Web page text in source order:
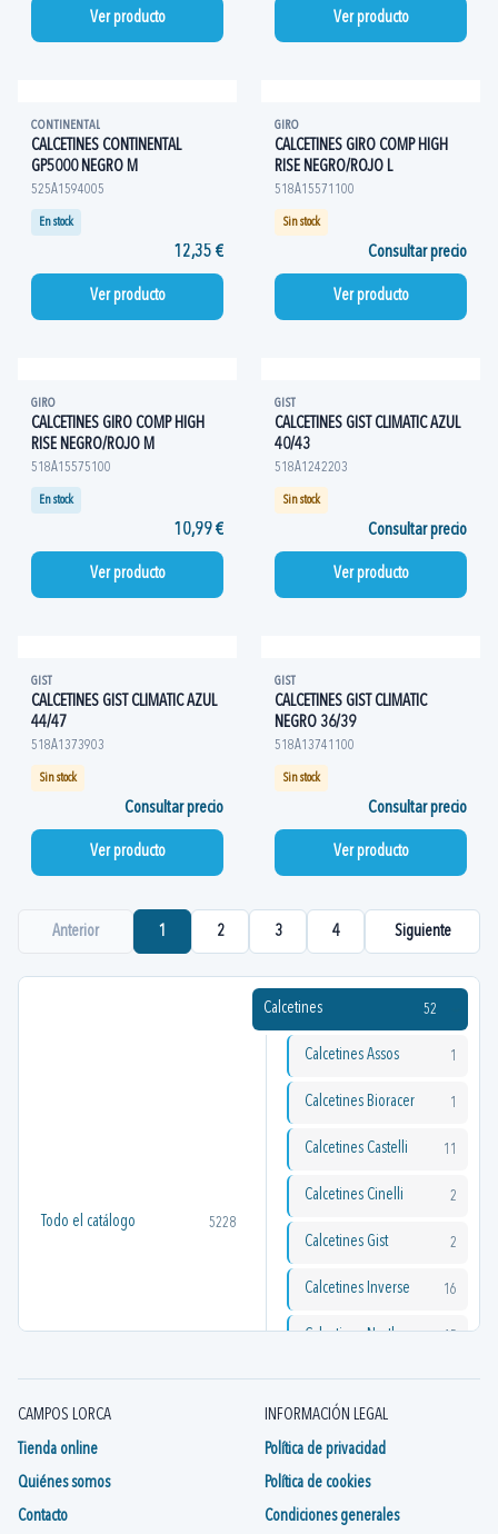
Todo el catálogo 5228
Calcetines 52
Calcetines Assos 1
Calcetines Bioracer 1
Calcetines Castelli 11
Calcetines Cinelli 2
Calcetines Gist 2
Calcetines Inverse 16
Calcetines Northwave 15
Calcetines Santini 3
Ver producto Ver producto
CONTINENTAL
CALCETINES CONTINENTAL
GP5000 NEGRO M
525A1594005
En stock
12,35 €
Ver producto
GIRO
CALCETINES GIRO COMP HIGH
RISE NEGRO/ROJO L
518A15571100
Sin stock
Consultar precio
Ver producto
GIRO
CALCETINES GIRO COMP HIGH
RISE NEGRO/ROJO M
518A15575100
En stock
10,99 €
Ver producto
GIST
CALCETINES GIST CLIMATIC AZUL
40/43
518A1242203
Sin stock
Consultar precio
Ver producto
GIST
CALCETINES GIST CLIMATIC AZUL
44/47
518A1373903
Sin stock
Consultar precio
Ver producto
GIST
CALCETINES GIST CLIMATIC
NEGRO 36/39
518A13741100
Sin stock
Consultar precio
Ver producto
Anterior 1 2 3 4 Siguiente
CAMPOS LORCA
Tienda online
Quiénes somos
Contacto
INFORMACIÓN LEGAL
Política de privacidad
Política de cookies
Condiciones generales